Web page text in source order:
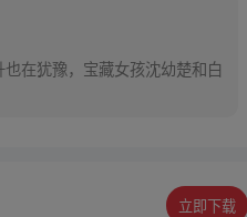
在犹豫，宝藏女孩沈幼楚和白
立即下载